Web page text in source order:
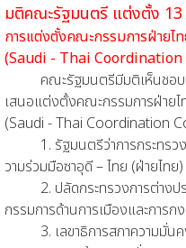
มติคณะรัฐมนตรี แต่งตั้ง
การแต่งตั้งคณะกรรมการฝ่ายไ
(Saudi - Thai Coordination
คณะรัฐมนตรีมีมติเห็นชอบตา
เสนอแต่งตั้งคณะกรรมการฝ่ายไ
(Saudi - Thai Coordination
1. รัฐมนตรีว่าการกระทรวง
วามร่วมมือซาอุดี – ไทย (ฝ่ายไทย)
2. ปลัดกระทรวงการต่างปร
กรรมการด้านการเมืองและการก
3. เลขาธิการสภาความมั่นค